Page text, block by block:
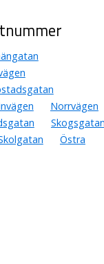
Norrvägen
Östra